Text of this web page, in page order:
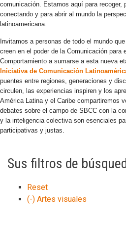
comunicación. Estamos aquí para recoger,
conectando y para abrir al mundo la
latinoamericana.
Invitamos a personas de todo el mundo
creen en el poder de la Comunicación para
Comportamiento a sumarse a esta nueva
Iniciativa de Comunicación
puentes entre regiones, generaciones y
circulen, las experiencias inspiren y los
América Latina y el Caribe compartiremos
debates sobre el campo de SBCC con la
y la inteligencia colectiva son esenciales
participativas y justas.
Sus filtros de
Reset
(-) Artes visuales